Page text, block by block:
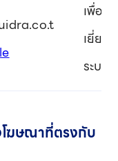
เพื่อร
เยี่ยม
ระบบ
ฆษณาที่ตรงกับ